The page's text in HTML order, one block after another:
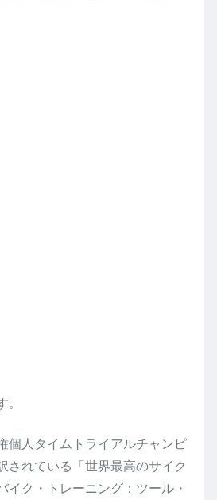
。
個人タイムトライアルチャンピ
されている「世界最高のサイク
イク・トレーニング：ツール・